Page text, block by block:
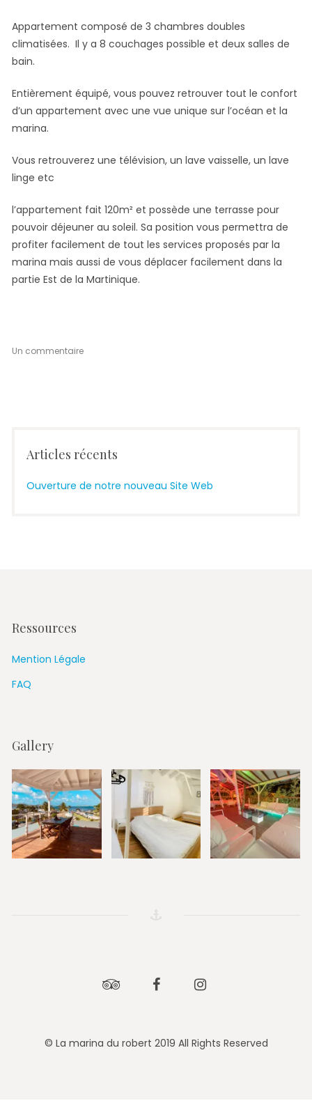
Appartement composé de 3 chambres doubles
climatisées. Il y a 8 couchages possible et deux salles de
bain.
Entièrement équipé, vous pouvez retrouver tout le confort
d’un appartement avec une vue unique sur l’océan et la
marina.
Vous retrouverez une télévision, un lave vaisselle, un lave
linge etc
l’appartement fait 120m² et possède une terrasse pour
pouvoir déjeuner au soleil. Sa position vous permettra de
profiter facilement de tout les services proposés par la
marina mais aussi de vous déplacer facilement dans la
partie Est de la Martinique.
Un commentairesur
Articles récents
Ouverture de notre nouveau Site Web
Ressources
Mention Légale
FAQ
Gallery
TripadvisorFacebook
© La marina du robert 2019 All Rights Reserved